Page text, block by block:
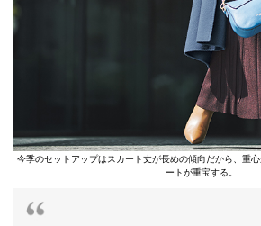
今季のセットアップはスカート丈が長めの傾向だから、重
ートが重宝する。